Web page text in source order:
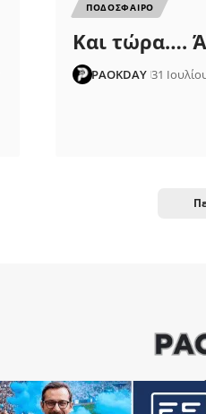
ΠΟΔΟΣΦΑΙΡΟ
Και τώρα….
PAOKDAY 31